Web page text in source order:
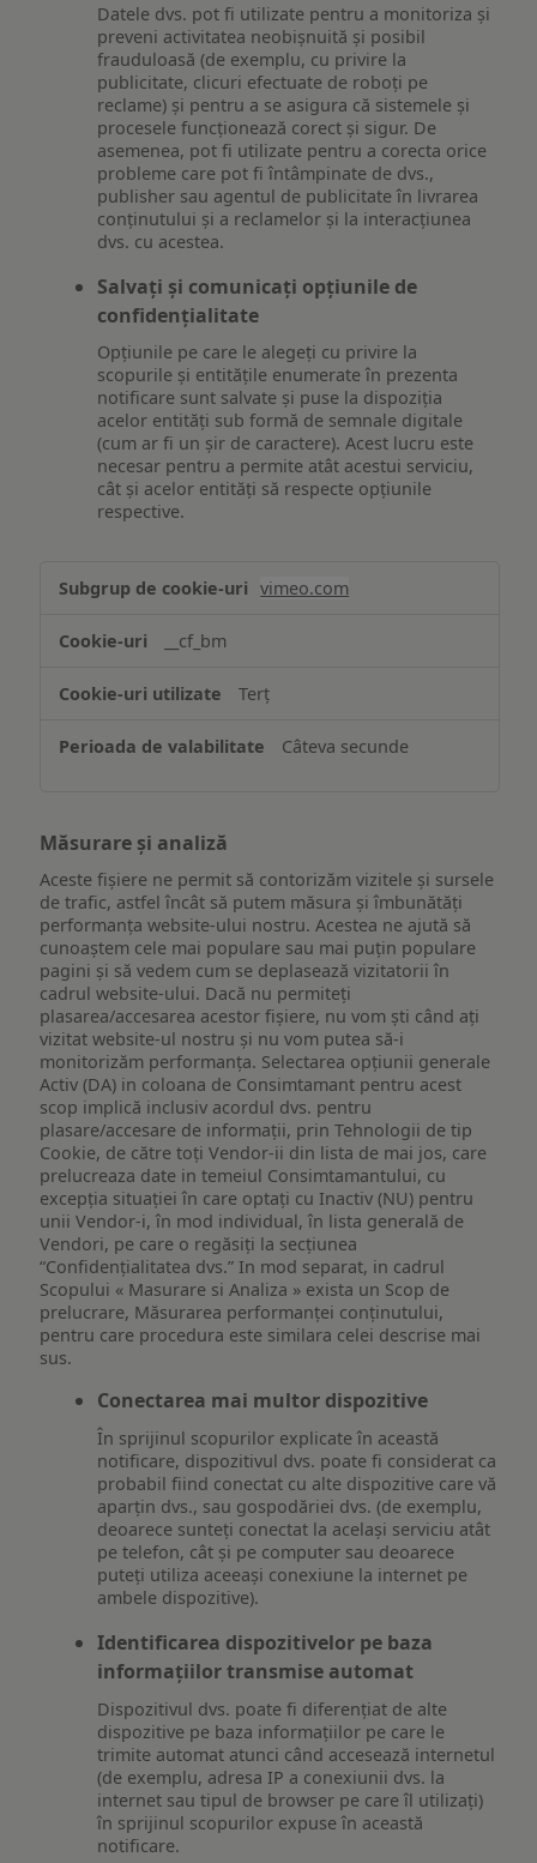
Datele dvs. pot fi utilizate pentru a monitoriza și
preveni activitatea neobișnuită și posibil
frauduloasă (de exemplu, cu privire la
publicitate, clicuri efectuate de roboți pe
reclame) și pentru a se asigura că sistemele și
procesele funcționează corect și sigur. De
asemenea, pot fi utilizate pentru a corecta orice
probleme care pot fi întâmpinate de dvs.,
publisher sau agentul de publicitate în livrarea
conținutului și a reclamelor și la interacțiunea
dvs. cu acestea.
Salvați și comunicați opțiunile de
confidențialitate
Opțiunile pe care le alegeți cu privire la
scopurile și entitățile enumerate în prezenta
notificare sunt salvate și puse la dispoziția
acelor entități sub formă de semnale digitale
(cum ar fi un șir de caractere). Acest lucru este
necesar pentru a permite atât acestui serviciu,
cât și acelor entități să respecte opțiunile
respective.
Asigurarea
funcționalităților
website-
ului
vimeo.com
__cf_bm
Terț
Câteva secunde
Măsurare și analiză
Aceste fișiere ne permit să contorizăm vizitele și sursele
de trafic, astfel încât să putem măsura și îmbunătăți
performanța website-ului nostru. Acestea ne ajută să
cunoaștem cele mai populare sau mai puțin populare
pagini și să vedem cum se deplasează vizitatorii în
cadrul website-ului. Dacă nu permiteți
plasarea/accesarea acestor fișiere, nu vom ști când ați
vizitat website-ul nostru și nu vom putea să-i
monitorizăm performanța. Selectarea opțiunii generale
Activ (DA) in coloana de Consimtamant pentru acest
scop implică inclusiv acordul dvs. pentru
plasare/accesare de informații, prin Tehnologii de tip
Cookie, de către toți Vendor-ii din lista de mai jos, care
prelucreaza date in temeiul Consimtamantului, cu
excepția situației în care optați cu Inactiv (NU) pentru
unii Vendor-i, în mod individual, în lista generală de
Vendori, pe care o regăsiți la secțiunea
“Confidențialitatea dvs.” In mod separat, in cadrul
Scopului « Masurare si Analiza » exista un Scop de
prelucrare, Măsurarea performanței conținutului,
pentru care procedura este similara celei descrise mai
sus.
Conectarea mai multor dispozitive
În sprijinul scopurilor explicate în această
notificare, dispozitivul dvs. poate fi considerat ca
probabil fiind conectat cu alte dispozitive care vă
aparțin dvs., sau gospodăriei dvs. (de exemplu,
deoarece sunteți conectat la același serviciu atât
pe telefon, cât și pe computer sau deoarece
puteți utiliza aceeași conexiune la internet pe
ambele dispozitive).
Identificarea dispozitivelor pe baza
informațiilor transmise automat
Dispozitivul dvs. poate fi diferențiat de alte
dispozitive pe baza informațiilor pe care le
trimite automat atunci când accesează internetul
(de exemplu, adresa IP a conexiunii dvs. la
internet sau tipul de browser pe care îl utilizați)
în sprijinul scopurilor expuse în această
notificare.